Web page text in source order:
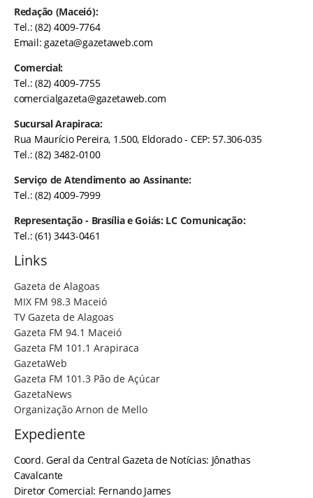
Redação (Maceió):
Tel.: (82) 4009-7764
Email:gazeta@gazetaweb.com
Comercial:
Tel.: (82) 4009-7755
comercialgazeta@gazetaweb.com
Sucursal Arapiraca:
Rua Maurício Pereira, 1.500, Eldorado - CEP: 57.306-035
Tel.: (82) 3482-0100
Serviço de Atendimento ao Assinante:
Tel.: (82) 4009-7999
Representação - Brasília e Goiás: LC Comunicação:
Tel.: (61) 3443-0461
Links
Gazeta de Alagoas
MIX FM 98.3 Maceió
TV Gazeta de Alagoas
Gazeta FM 94.1 Maceió
Gazeta FM 101.1 Arapiraca
GazetaWeb
Gazeta FM 101.3 Pão de Açúcar
GazetaNews
Organização Arnon de Mello
Expediente
Coord. Geral da Central Gazeta de Notícias: Jônathas
Cavalcante
Diretor Comercial: Fernando James